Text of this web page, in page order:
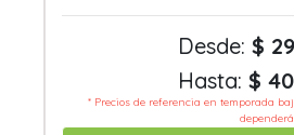
Desde: $
Hasta: $
* Precios de referencia en temporada